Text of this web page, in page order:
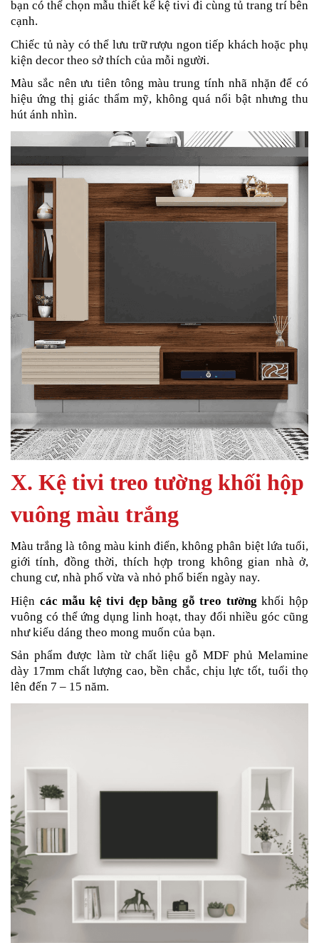
bạn có thể chọn mẫu thiết kế kệ tivi đi cùng tủ trang trí bên
cạnh.
Chiếc tủ này có thể lưu trữ rượu ngon tiếp khách hoặc phụ
kiện decor theo sở thích của mỗi người.
Màu sắc nên ưu tiên tông màu trung tính nhã nhặn để có
hiệu ứng thị giác thẩm mỹ, không quá nổi bật nhưng thu
hút ánh nhìn.
X. Kệ tivi treo tường khối hộp
vuông màu trắng
Màu trắng là tông màu kinh điển, không phân biệt lứa tuổi,
giới tính, đồng thời, thích hợp trong không gian nhà ở,
chung cư, nhà phố vừa và nhỏ phổ biến ngày nay.
Hiện các mẫu kệ tivi đẹp bằng gỗ treo tường khối hộp
vuông có thể ứng dụng linh hoạt, thay đổi nhiều góc cũng
như kiểu dáng theo mong muốn của bạn.
Sản phẩm được làm từ chất liệu gỗ MDF phủ Melamine
dày 17mm chất lượng cao, bền chắc, chịu lực tốt, tuổi thọ
lên đến 7 – 15 năm.